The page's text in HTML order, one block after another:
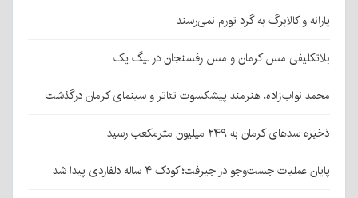
یارانه و کالابرگ به گرد تورم نمی‌رسند
بلاتکلیفی مس کرمان و مس رفسنجان در لیگ یک
محمد نواب‌زاده، هنرمند پیشکسوت تئاتر و سینمای کرمان درگذشت
ذخیره سدهای کرمان به ۲۴۹ میلیون مترمکعب رسید
پایان عملیات جست‌وجو در جیرفت؛ کودک ۴ ساله دلفاردی پیدا شد